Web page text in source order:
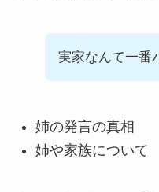
実家なんて一番
姉の発言の真相
姉や家族について